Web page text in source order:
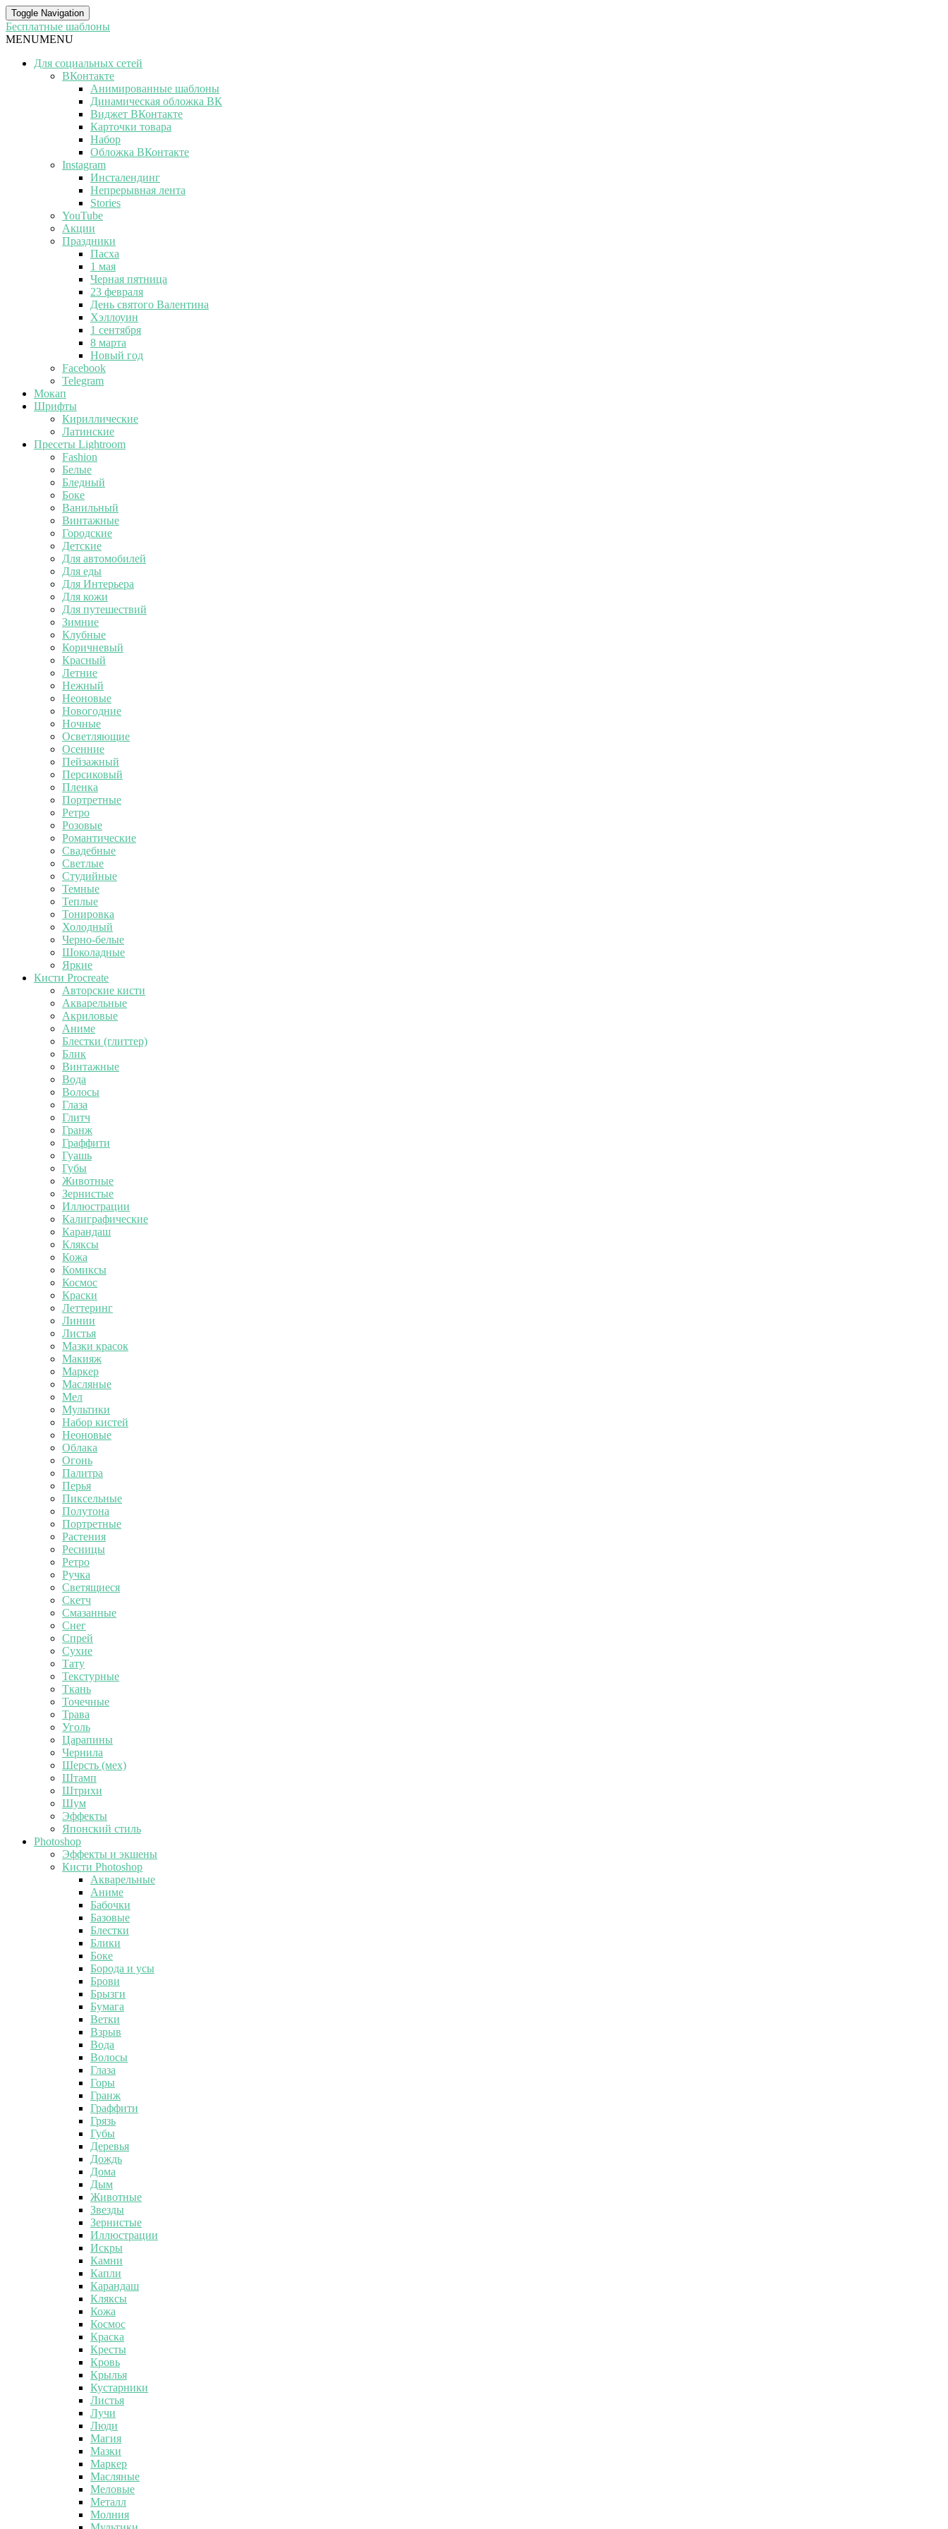
Toggle Navigation
Бесплатные шаблоны
MENUMENU
Для социальных сетей
ВКонтакте
Анимированные шаблоны
Динамическая обложка ВК
Виджет ВКонтакте
Карточки товара
Набор
Обложка ВКонтакте
Instagram
Инсталендинг
Непрерывная лента
Stories
YouTube
Акции
Праздники
Пасха
1 мая
Черная пятница
23 февраля
День святого Валентина
Хэллоуин
1 сентября
8 марта
Новый год
Facebook
Telegram
Мокап
Шрифты
Кириллические
Латинские
Пресеты Lightroom
Fashion
Белые
Бледный
Боке
Ванильный
Винтажные
Городские
Детские
Для автомобилей
Для еды
Для Интерьера
Для кожи
Для путешествий
Зимние
Клубные
Коричневый
Красный
Летние
Нежный
Неоновые
Новогодние
Ночные
Осветляющие
Осенние
Пейзажный
Персиковый
Пленка
Портретные
Ретро
Розовые
Романтические
Свадебные
Светлые
Студийные
Темные
Теплые
Тонировка
Холодный
Черно-белые
Шоколадные
Яркие
Кисти Procreate
Авторские кисти
Акварельные
Акриловые
Аниме
Блестки (глиттер)
Блик
Винтажные
Вода
Волосы
Глаза
Глитч
Гранж
Граффити
Гуашь
Губы
Животные
Зернистые
Иллюстрации
Калиграфические
Карандаш
Кляксы
Кожа
Комиксы
Космос
Краски
Леттеринг
Линии
Листья
Мазки красок
Макияж
Маркер
Масляные
Мел
Мультики
Набор кистей
Неоновые
Облака
Огонь
Палитра
Перья
Пиксельные
Полутона
Портретные
Растения
Ресницы
Ретро
Ручка
Светящиеся
Скетч
Смазанные
Снег
Спрей
Сухие
Тату
Текстурные
Ткань
Точечные
Трава
Уголь
Царапины
Чернила
Шерсть (мех)
Штамп
Штрихи
Шум
Эффекты
Японский стиль
Photoshop
Эффекты и экшены
Кисти Photoshop
Акварельные
Аниме
Бабочки
Базовые
Блестки
Блики
Боке
Борода и усы
Брови
Брызги
Бумага
Ветки
Взрыв
Вода
Волосы
Глаза
Горы
Гранж
Граффити
Грязь
Губы
Деревья
Дождь
Дома
Дым
Животные
Звезды
Зернистые
Иллюстрации
Искры
Камни
Капли
Карандаш
Кляксы
Кожа
Космос
Краска
Кресты
Кровь
Крылья
Кустарники
Листья
Лучи
Люди
Магия
Мазки
Маркер
Масляные
Меловые
Металл
Молния